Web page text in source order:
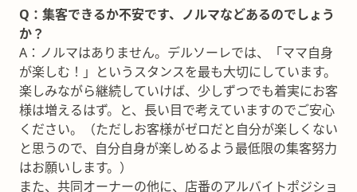
Q：集客できるか不安です、ノルマなどあるのでしょう
か？
A：ノルマはありません。デルソーレでは、「ママ自身
が楽しむ！」というスタンスを最も大切にしています。
楽しみながら継続していけば、少しずつでも着実にお客
様は増えるはず。と、長い目で考えていますのでご安心
ください。（ただしお客様がゼロだと自分が楽しくない
と思うので、自分自身が楽しめるよう最低限の集客努力
はお願いします。）
また、共同オーナーの他に、店番のアルバイトポジショ